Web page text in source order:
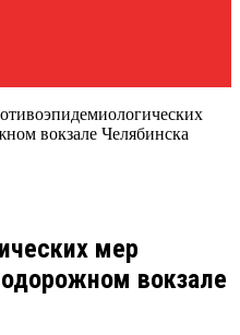
вокзале Челябинска
мер
вокзале